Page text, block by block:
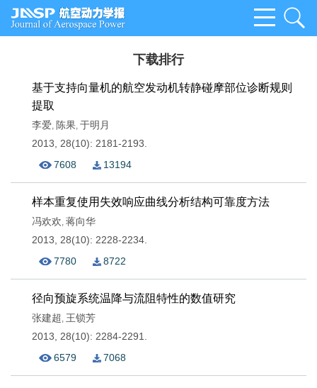
下载排行
基于支持向量机的航空发动机转静碰摩部位诊断规则
提取
李爱, 陈果, 于明月
2013, 28(10): 2181-2193.
7608
13194
样本重复使用失效响应曲线分析结构可靠度方法
冯欢欢, 蒋向华
2013, 28(10): 2228-2234.
7780
8722
径向预旋系统温降与流阻特性的数值研究
张建超 , 王锁芳
2013, 28(10): 2284-2291.
6579
7068